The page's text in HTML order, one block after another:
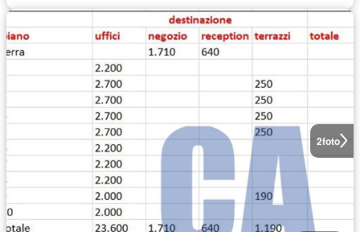
2foto